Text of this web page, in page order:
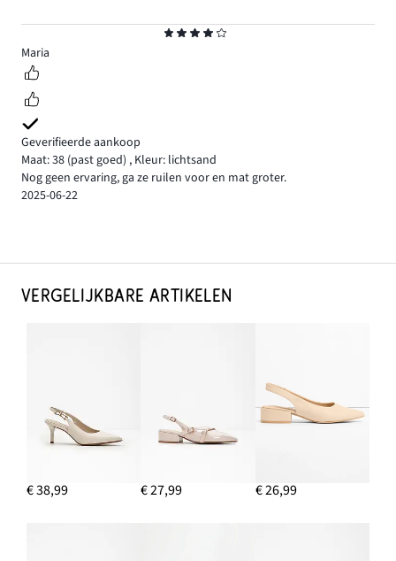
4
Maria
Geverifieerde aankoop
Maat: 38 (past goed) , Kleur: lichtsand
Nog geen ervaring, ga ze ruilen voor en mat groter.
2025-06-22
VERGELIJKBARE ARTIKELEN
€ 38,99 € 27,99 € 26,99